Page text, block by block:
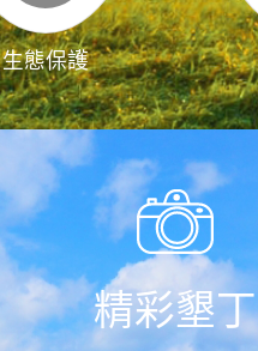
生態保護
精彩墾丁